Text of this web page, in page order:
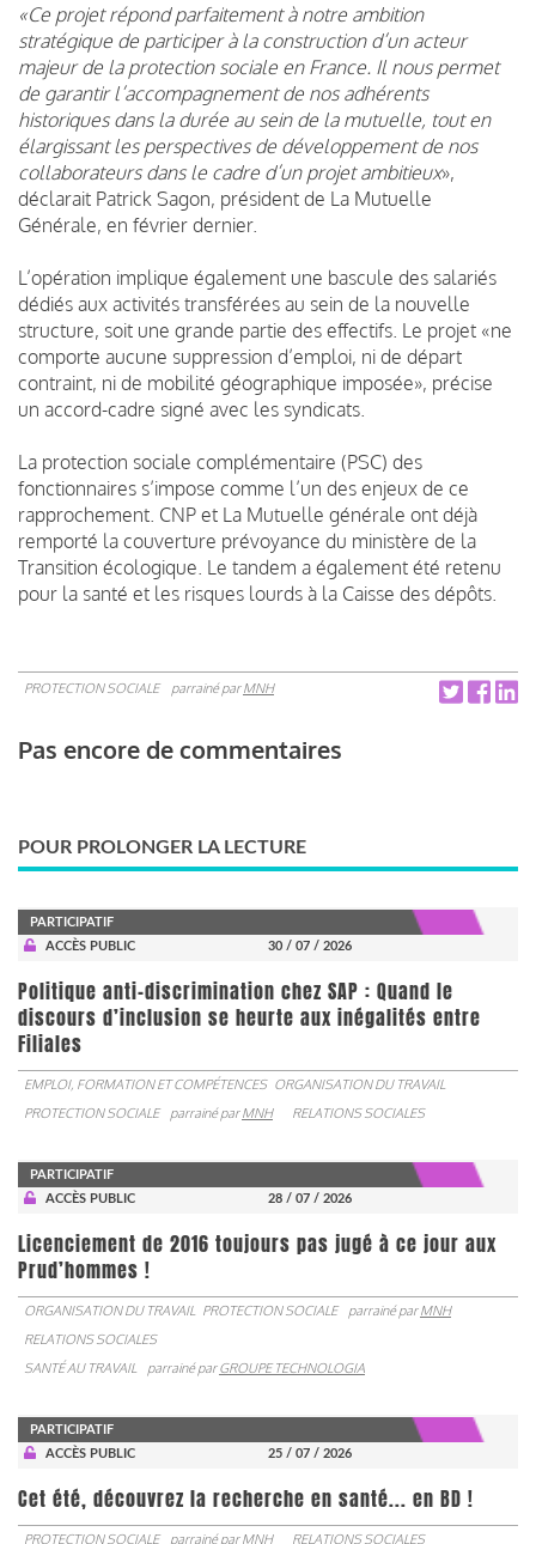
«Ce projet répond parfaitement à notre ambition
stratégique de participer à la construction d’un acteur
majeur de la protection sociale en France. Il nous permet
de garantir l’accompagnement de nos adhérents
historiques dans la durée au sein de la mutuelle, tout en
élargissant les perspectives de développement de nos
collaborateurs dans le cadre d’un projet ambitieux»,
déclarait Patrick Sagon, président de La Mutuelle
Générale, en février dernier.
L’opération implique également une bascule des salariés
dédiés aux activités transférées au sein de la nouvelle
structure, soit une grande partie des effectifs. Le projet «ne
comporte aucune suppression d’emploi, ni de départ
contraint, ni de mobilité géographique imposée», précise
un accord-cadre signé avec les syndicats.
La protection sociale complémentaire (PSC) des
fonctionnaires s’impose comme l’un des enjeux de ce
rapprochement. CNP et La Mutuelle générale ont déjà
remporté la couverture prévoyance du ministère de la
Transition écologique. Le tandem a également été retenu
pour la santé et les risques lourds à la Caisse des dépôts.
PROTECTION SOCIALE parrainé parMNH
Pas encore de commentaires
POUR PROLONGER LA LECTURE
PARTICIPATIF
ACCÈS PUBLIC
30 / 07 / 2026
Politique anti-discrimination chez SAP : Quand le
discours d’inclusion se heurte aux inégalités entre
Filiales
EMPLOI, FORMATION ET COMPÉTENCES ORGANISATION DU TRAVAIL
PROTECTION SOCIALE
parrainé parMNH RELATIONS SOCIALES
PARTICIPATIF
ACCÈS PUBLIC
28 / 07 / 2026
Licenciement de 2016 toujours pas jugé à ce jour aux
Prud’hommes !
ORGANISATION DU TRAVAIL PROTECTION SOCIALE parrainé parMNH
RELATIONS SOCIALES
SANTÉ AU TRAVAIL
parrainé parGROUPE TECHNOLOGIA
PARTICIPATIF
ACCÈS PUBLIC
25 / 07 / 2026
Cet été, découvrez la recherche en santé... en BD !
PROTECTION SOCIALE parrainé parMNH RELATIONS SOCIALES